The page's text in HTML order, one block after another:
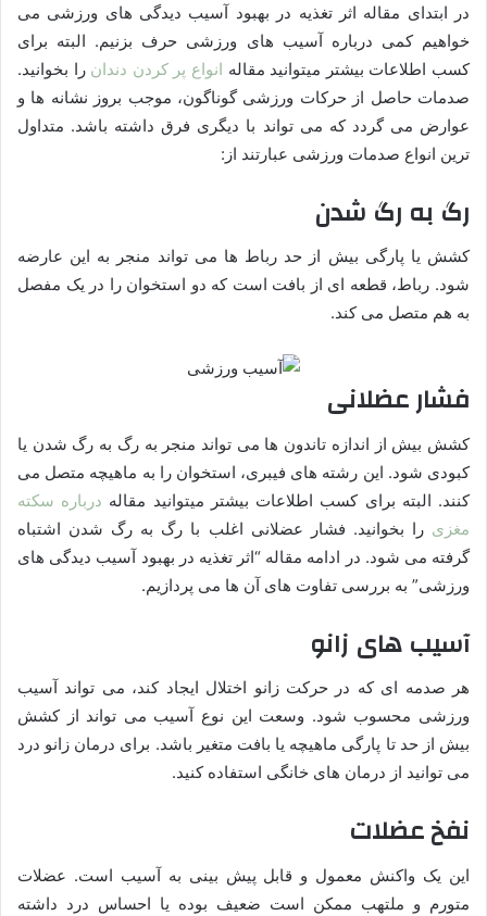
در ابتدای مقاله اثر تغذیه در بهبود آسیب دیدگی های ورزشی می
خواهیم کمی درباره آسیب های ورزشی حرف بزنیم. البته برای
کسب اطلاعات بیشتر میتوانید مقاله انواع پر کردن دندان را بخوانید.
صدمات حاصل از حرکات ورزشی گوناگون، موجب بروز نشانه ها و
عوارض می گردد که می تواند با دیگری فرق داشته باشد. متداول
ترین انواع صدمات ورزشی عبارتند از:
رگ به رگ شدن
کشش یا پارگی بیش از حد رباط ها می تواند منجر به این عارضه
شود. رباط، قطعه ای از بافت است که دو استخوان را در یک مفصل
به هم متصل می کند.
فشار عضلانی
کشش بیش از اندازه تاندون ها می تواند منجر به رگ به رگ شدن یا
کبودی شود. این رشته های فیبری، استخوان را به ماهیچه متصل می
کنند. البته برای کسب اطلاعات بیشتر میتوانید مقاله درباره سکته
مغزی را بخوانید. فشار عضلانی اغلب با رگ به رگ شدن اشتباه
گرفته می شود. در ادامه مقاله “اثر تغذیه در بهبود آسیب دیدگی های
ورزشی” به بررسی تفاوت های آن ها می پردازیم.
آسیب های زانو
هر صدمه ای که در حرکت زانو اختلال ایجاد کند، می تواند آسیب
ورزشی محسوب شود. وسعت این نوع آسیب می تواند از کشش
بیش از حد تا پارگی ماهیچه یا بافت متغیر باشد. برای درمان زانو درد
می توانید از درمان های خانگی استفاده کنید.
نفخ عضلات
این یک واکنش معمول و قابل پیش بینی به آسیب است. عضلات
متورم و ملتهب ممکن است ضعیف بوده یا احساس درد داشته